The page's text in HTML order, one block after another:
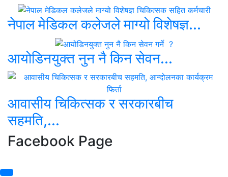
नेपाल मेडिकल कलेजले माग्यो विशेषज्ञ...
आयोडिनयुक्त नुन नै किन सेवन...
आवासीय चिकित्सक र सरकारबीच
सहमति,...
Facebook Page